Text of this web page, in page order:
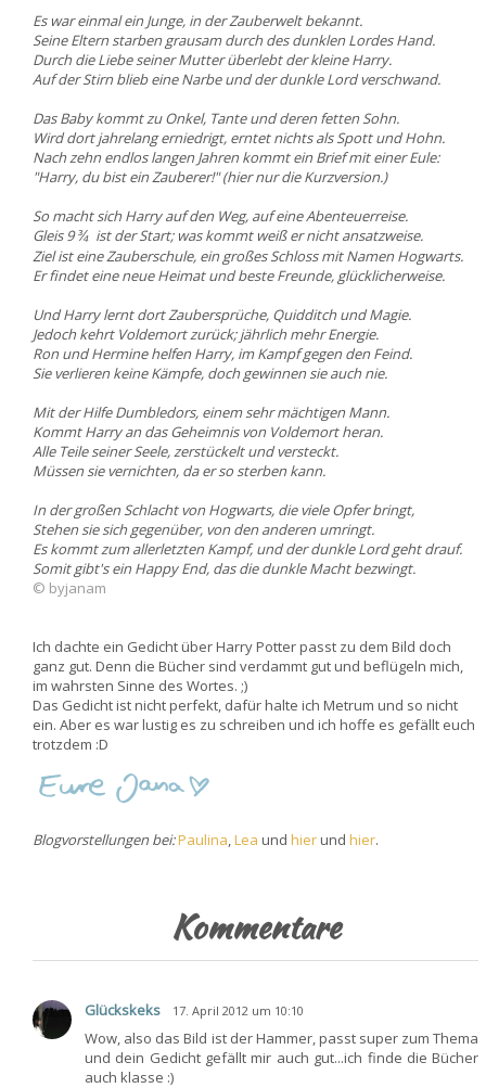
Es war einmal ein Junge, in der Zauberwelt bekannt.
Seine Eltern starben grausam durch des dunklen Lordes Hand.
Durch die Liebe seiner Mutter überlebt der kleine Harry.
Auf der Stirn blieb eine Narbe und der dunkle Lord verschwand.
Das Baby kommt zu Onkel, Tante und deren fetten Sohn.
Wird dort jahrelang erniedrigt, erntet nichts als Spott und Hohn.
Nach zehn endlos langen Jahren kommt ein Brief mit einer Eule:
"Harry, du bist ein Zauberer!" (hier nur die Kurzversion.)
So macht sich Harry auf den Weg, auf eine Abenteuerreise.
Gleis 9¾ ist der Start; was kommt weiß er nicht ansatzweise.
Ziel ist eine Zauberschule, ein großes Schloss mit Namen Hogwarts.
Er findet eine neue Heimat und beste Freunde, glücklicherweise.
Und Harry lernt dort Zaubersprüche, Quidditch und Magie.
Jedoch kehrt Voldemort zurück; jährlich mehr Energie.
Ron und Hermine helfen Harry, im Kampf gegen den Feind.
Sie verlieren keine Kämpfe, doch gewinnen sie auch nie.
Mit der Hilfe Dumbledors, einem sehr mächtigen Mann.
Kommt Harry an das Geheimnis von Voldemort heran.
Alle Teile seiner Seele, zerstückelt und versteckt.
Müssen sie vernichten, da er so sterben kann.
In der großen Schlacht von Hogwarts, die viele Opfer bringt,
Stehen sie sich gegenüber, von den anderen umringt.
Es kommt zum allerletzten Kampf, und der dunkle Lord geht drauf.
Somit gibt's ein Happy End, das die dunkle Macht bezwingt.
© byjanam
Ich dachte ein Gedicht über Harry Potter passt zu dem Bild doch
ganz gut. Denn die Bücher sind verdammt gut und beflügeln mich,
im wahrsten Sinne des Wortes. ;)
Das Gedicht ist nicht perfekt, dafür halte ich Metrum und so nicht
ein. Aber es war lustig es zu schreiben und ich hoffe es gefällt euch
trotzdem :D
Blogvorstellungen bei:Paulina,Lea und hierund hier.
Kommentare
Glückskeks 17. April 2012 um 10:10
Wow, also das Bild ist der Hammer, passt super zum Thema
und dein Gedicht gefällt mir auch gut...ich finde die Bücher
auch klasse :)